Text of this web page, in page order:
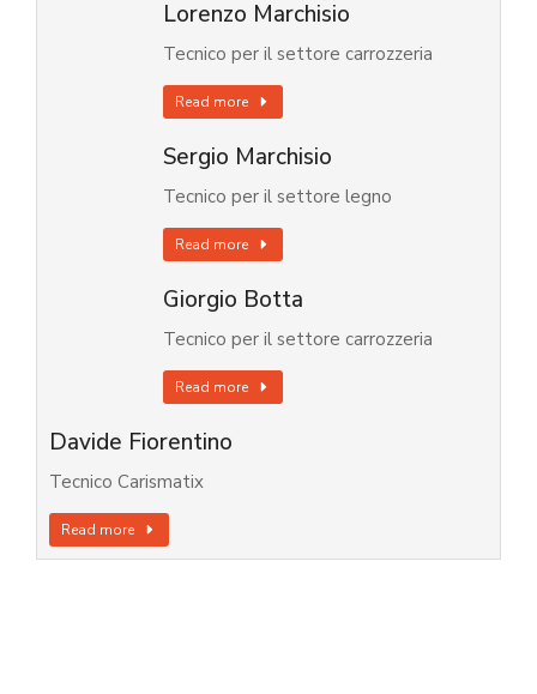
Lorenzo Marchisio
Tecnico per il settore carrozzeria
Read more
Sergio Marchisio
Tecnico per il settore legno
Read more
Giorgio Botta
Tecnico per il settore carrozzeria
Read more
Davide Fiorentino
Tecnico Carismatix
Read more